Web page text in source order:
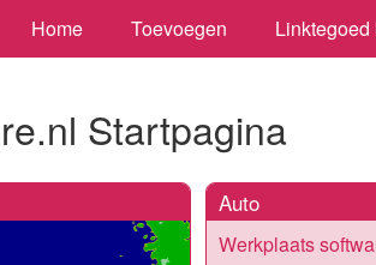
Home Toevoegen Linktegoed
Startpagina
Auto
Werkplaats